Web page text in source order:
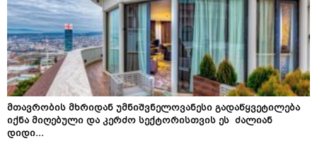
მთავრობის მხრიდან უმნიშვნელოვანესი გადაწყვეტილება
იქნა მიღებული და კერძო სექტორისთვის ეს ძალიან
დიდი...